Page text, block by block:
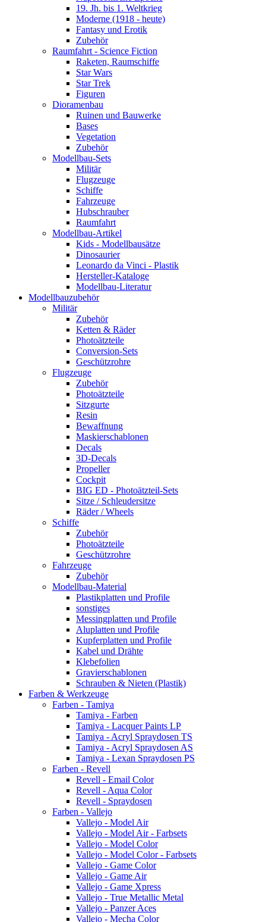
19. Jh. bis 1. Weltkrieg
Moderne (1918 - heute)
Fantasy und Erotik
Zubehör
Raumfahrt - Science Fiction
Raketen, Raumschiffe
Star Wars
Star Trek
Figuren
Dioramenbau
Ruinen und Bauwerke
Bases
Vegetation
Zubehör
Modellbau-Sets
Militär
Flugzeuge
Schiffe
Fahrzeuge
Hubschrauber
Raumfahrt
Modellbau-Artikel
Kids - Modellbausätze
Dinosaurier
Leonardo da Vinci - Plastik
Hersteller-Kataloge
Modellbau-Literatur
Modellbauzubehör
Militär
Zubehör
Ketten & Räder
Photoätzteile
Conversion-Sets
Geschützrohre
Flugzeuge
Zubehör
Photoätzteile
Sitzgurte
Resin
Bewaffnung
Maskierschablonen
Decals
3D-Decals
Propeller
Cockpit
BIG ED - Photoätzteil-Sets
Sitze / Schleudersitze
Räder / Wheels
Schiffe
Zubehör
Photoätzteile
Geschützrohre
Fahrzeuge
Zubehör
Modellbau-Material
Plastikplatten und Profile
sonstiges
Messingplatten und Profile
Aluplatten und Profile
Kupferplatten und Profile
Kabel und Drähte
Klebefolien
Gravierschablonen
Schrauben & Nieten (Plastik)
Farben & Werkzeuge
Farben - Tamiya
Tamiya - Farben
Tamiya - Lacquer Paints LP
Tamiya - Acryl Spraydosen TS
Tamiya - Acryl Spraydosen AS
Tamiya - Lexan Spraydosen PS
Farben - Revell
Revell - Email Color
Revell - Aqua Color
Revell - Spraydosen
Farben - Vallejo
Vallejo - Model Air
Vallejo - Model Air - Farbsets
Vallejo - Model Color
Vallejo - Model Color - Farbsets
Vallejo - Game Color
Vallejo - Game Air
Vallejo - Game Xpress
Vallejo - True Metallic Metal
Vallejo - Panzer Aces
Vallejo - Mecha Color